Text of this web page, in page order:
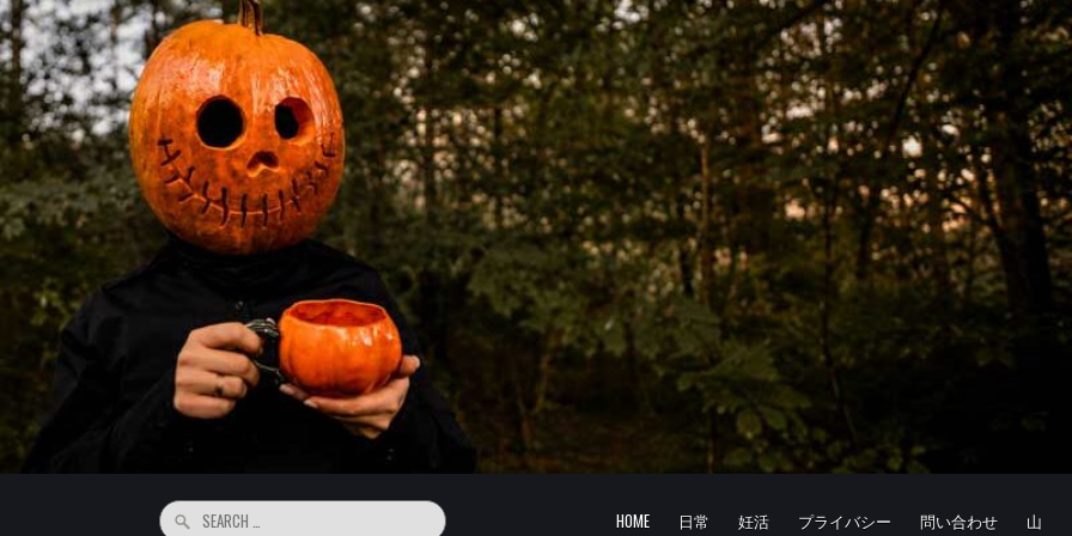
Search
HOME 日常 妊活 プライバシー 問い合わせ 山